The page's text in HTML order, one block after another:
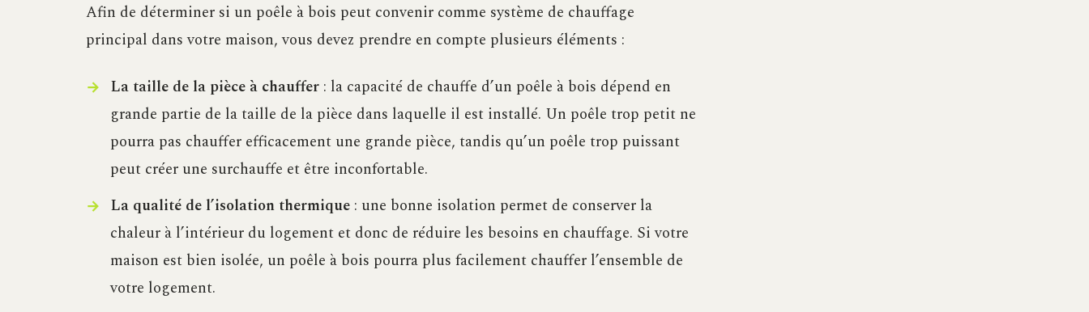
Afin de déterminer si un poêle à bois peut convenir comme système de chauffage
principal dans votre maison, vous devez prendre en compte plusieurs éléments :
La taille de la pièce à chauffer: la capacité de chauffe d’un poêle à bois dépend en
grande partie de la taille de la pièce dans laquelle il est installé. Un poêle trop petit ne
pourra pas chauffer efficacement une grande pièce, tandis qu’un poêle trop puissant
peut créer une surchauffe et être inconfortable.
La qualité de l’isolation thermique: une bonne isolation permet de conserver la
chaleur à l’intérieur du logement et donc de réduire les besoins en chauffage. Si votre
maison est bien isolée, un poêle à bois pourra plus facilement chauffer l’ensemble de
votre logement.